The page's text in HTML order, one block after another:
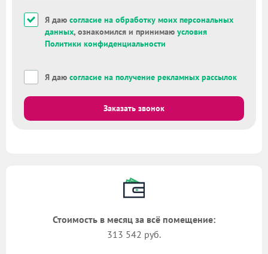
Я даю согласие на обработку моих персональных
данных, ознакомился и принимаю условия
Политики конфиденциальности
Я даю согласие на получение рекламных рассылок
Заказать звонок
Стоимость в месяц за всё помещение:
313 542 руб.